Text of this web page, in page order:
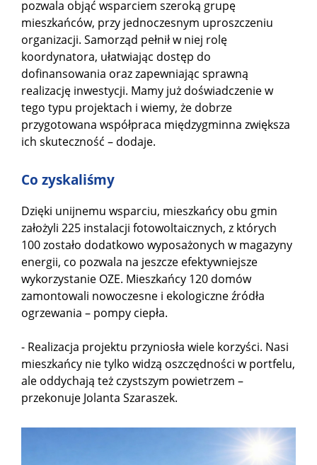
pozwala objąć wsparciem szeroką grupę
mieszkańców, przy jednoczesnym uproszczeniu
organizacji. Samorząd pełnił w niej rolę
koordynatora, ułatwiając dostęp do
dofinansowania oraz zapewniając sprawną
realizację inwestycji. Mamy już doświadczenie w
tego typu projektach i wiemy, że dobrze
przygotowana współpraca międzygminna zwiększa
ich skuteczność – dodaje.
Co zyskaliśmy
Dzięki unijnemu wsparciu, mieszkańcy obu gmin
założyli 225 instalacji fotowoltaicznych, z których
100 zostało dodatkowo wyposażonych w magazyny
energii, co pozwala na jeszcze efektywniejsze
wykorzystanie OZE. Mieszkańcy 120 domów
zamontowali nowoczesne i ekologiczne źródła
ogrzewania – pompy ciepła.
- Realizacja projektu przyniosła wiele korzyści. Nasi
mieszkańcy nie tylko widzą oszczędności w portfelu,
ale oddychają też czystszym powietrzem –
przekonuje Jolanta Szaraszek.